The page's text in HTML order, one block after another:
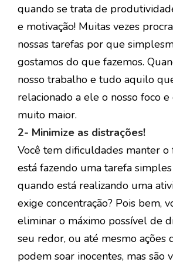
quando se trata de
e motivação! Muitas vezes
nossas tarefas por que
gostamos do que fazemos.
nosso trabalho e tudo aquilo
relacionado a ele o nosso foco e
muito maior.
2- Minimize as distrações!
Você tem dificuldades manter o
está fazendo uma tarefa
quando está realizando uma
exige concentração? Pois bem,
eliminar o máximo possível de
seu redor, ou até mesmo ações
podem soar inocentes, mas são